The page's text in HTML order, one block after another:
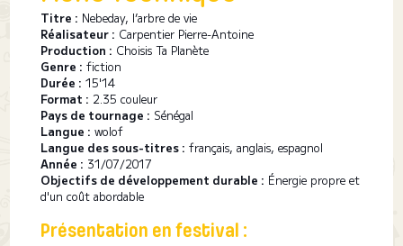
Titre : Nebeday, l’arbre de vie
Réalisateur : Carpentier Pierre-Antoine
Production : Choisis Ta Planète
Genre : fiction
Durée : 15'14
Format : 2.35 couleur
Pays de tournage : Sénégal
Langue : wolof
Langue des sous-titres : français, anglais, espagnol
Année : 31/07/2017
Objectifs de développement durable : Énergie propre et
d'un coût abordable
Présentation en festival :